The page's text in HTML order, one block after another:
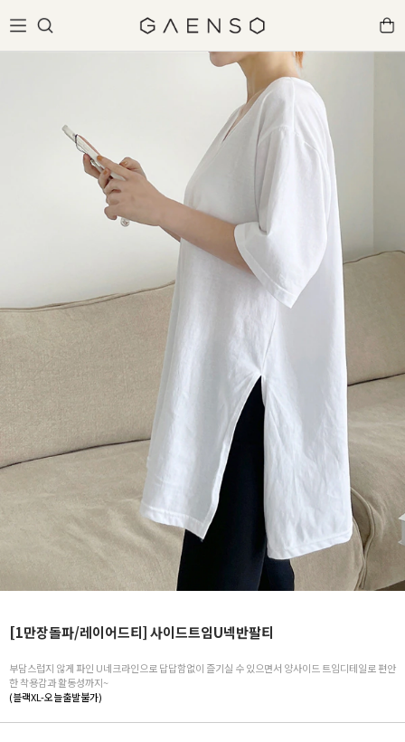
[1만장돌파/레이어드티] 사이드트임U넥반팔티
부담스럽지 않게 파인 U네크라인으로 답답함없이 즐기실 수 있으면서 양사이드 트임디테일로 편안
한 착용감과 활동성까지~
(블랙XL-오늘출발불가)